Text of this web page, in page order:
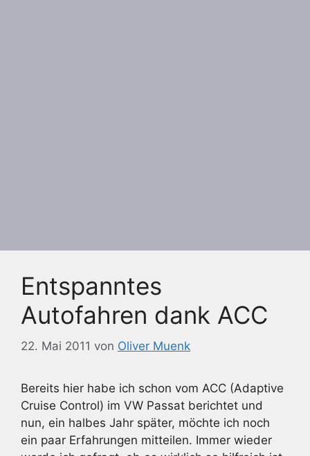
Entspanntes
Autofahren dank ACC
22. Mai 2011 von Oliver Muenk
Bereits hier habe ich schon vom ACC (Adaptive
Cruise Control) im VW Passat berichtet und
nun, ein halbes Jahr später, möchte ich noch
ein paar Erfahrungen mitteilen. Immer wieder